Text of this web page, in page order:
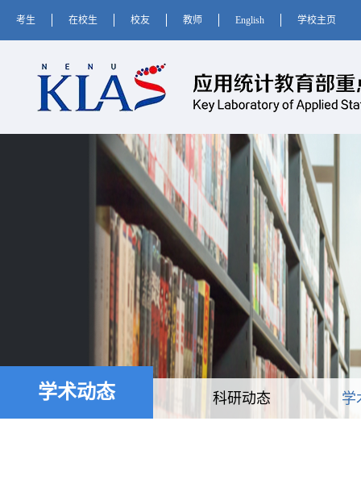
考生 在校生 校友 教师 English 学校主页
学术动态 科研动态 学